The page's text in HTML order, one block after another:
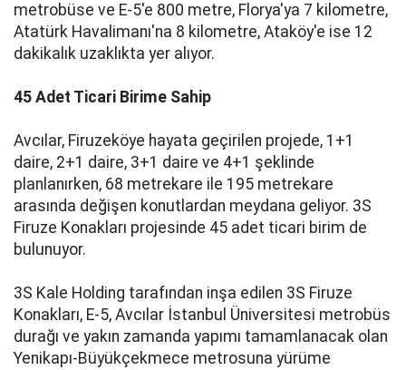
metrobüse ve E-5'e 800 metre, Florya'ya 7 kilometre,
Atatürk Havalimanı'na 8 kilometre, Ataköy'e ise 12
dakikalık uzaklıkta yer alıyor.
45 Adet Ticari Birime Sahip
Avcılar, Firuzeköye hayata geçirilen projede, 1+1
daire, 2+1 daire, 3+1 daire ve 4+1 şeklinde
planlanırken, 68 metrekare ile 195 metrekare
arasında değişen konutlardan meydana geliyor. 3S
Firuze Konakları projesinde 45 adet ticari birim de
bulunuyor.
3S Kale Holding tarafından inşa edilen 3S Firuze
Konakları, E-5, Avcılar İstanbul Üniversitesi metrobüs
durağı ve yakın zamanda yapımı tamamlanacak olan
Yenikapı-Büyükçekmece metrosuna yürüme